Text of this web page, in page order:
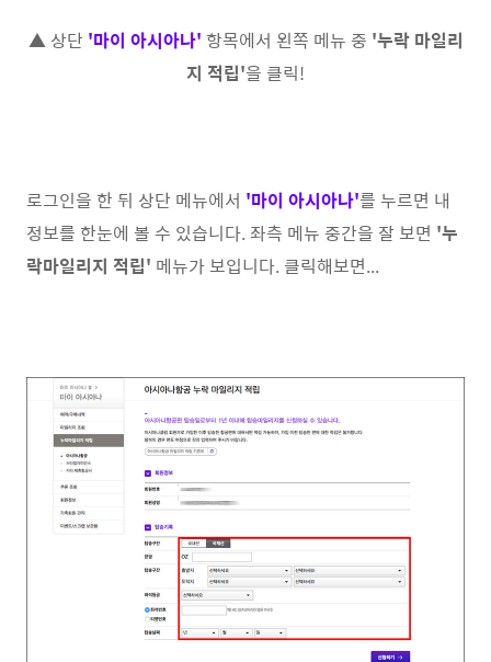
▲ 상단 '마이 아시아나' 항목에서 왼쪽 메뉴 중 '누락 마일리
지 적립'을 클릭!
로그인을 한 뒤 상단 메뉴에서 '마이 아시아나'를 누르면 내
정보를 한눈에 볼 수 있습니다. 좌측 메뉴 중간을 잘 보면 '누
락마일리지 적립' 메뉴가 보입니다. 클릭해보면...